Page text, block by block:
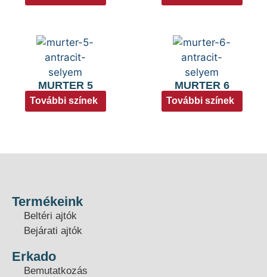
MURTER 5
További színek
MURTER 6
További színek
Termékeink
Beltéri ajtók
Bejárati ajtók
Erkado
Bemutatkozás